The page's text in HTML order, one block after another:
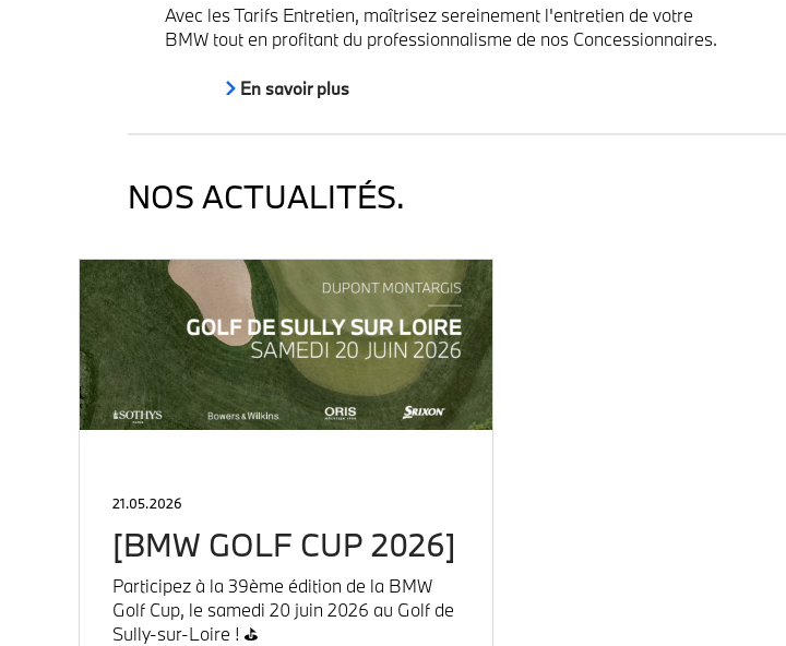
Avec les Tarifs Entretien, maîtrisez sereinement l'entretien de votre
BMW tout en profitant du professionnalisme de nos Concessionnaires.
En savoir plus
NOS ACTUALITÉS.
21.05.2026
[BMW GOLF CUP 2026]
Participez à la 39ème édition de la BMW
Golf Cup, le samedi 20 juin 2026 au Golf de
Sully-sur-Loire ! ⛳